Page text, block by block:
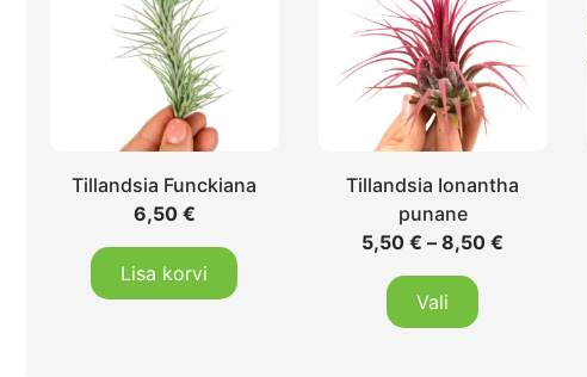
Tillandsia Funckiana
6,50 €
Lisa korvi
Tillandsia Ionantha
punane
5,50€ – 8,50€
Vali